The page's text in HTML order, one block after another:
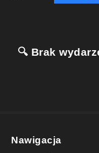
🔍 Brak
Nawigacja